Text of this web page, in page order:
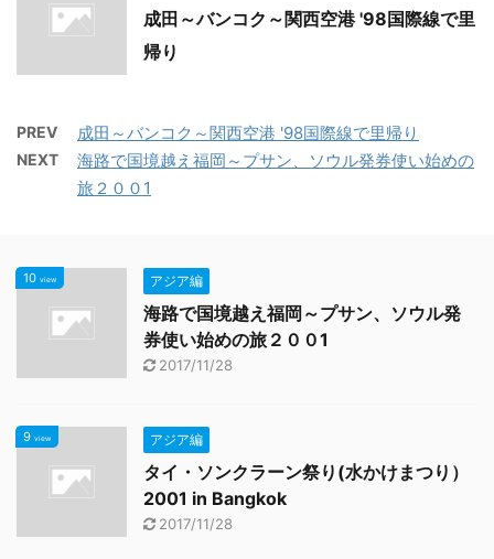
成田～バンコク～関西空港 '98国際線で里
帰り
PREV 成田～バンコク～関西空港 '98国際線で里帰り
NEXT
海路で国境越え福岡～プサン、ソウル発券使い始めの
旅２００1
10 view アジア編
海路で国境越え福岡～プサン、ソウル発
券使い始めの旅２００1
2017/11/28
9 view アジア編
タイ・ソンクラーン祭り(水かけまつり）
2001 in Bangkok
2017/11/28